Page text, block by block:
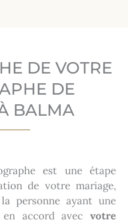
DE VOTRE
DE
BALMA
est une étape
de votre mariage,
personne ayant une
accord avecvotre